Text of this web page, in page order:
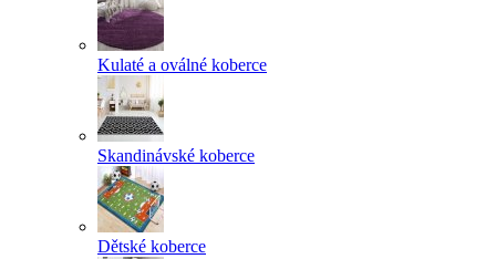
Kulaté a oválné koberce
Skandinávské koberce
Dětské koberce